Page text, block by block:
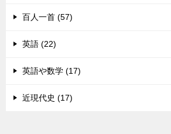
百人一首 (57)
英語 (22)
英語や数学 (17)
近現代史 (17)